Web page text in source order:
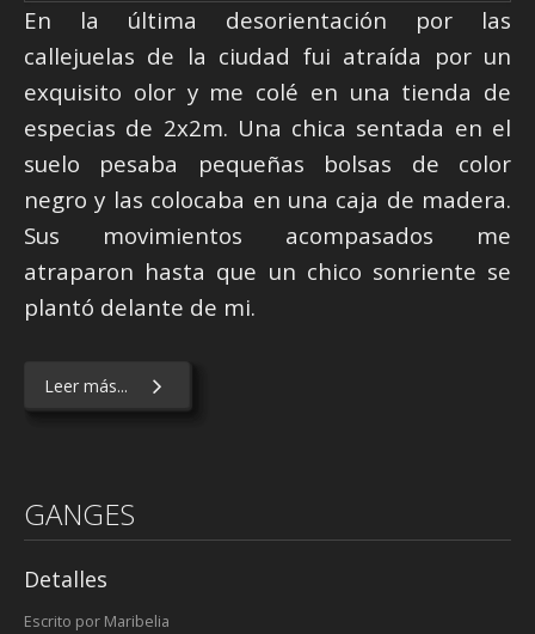
En la última desorientación por las
callejuelas de la ciudad fui atraída por un
exquisito olor y me colé en una tienda de
especias de 2x2m. Una chica sentada en el
suelo pesaba pequeñas bolsas de color
negro y las colocaba en una caja de madera.
Sus movimientos acompasados me
atraparon hasta que un chico sonriente se
plantó delante de mi.
Leer más...
GANGES
Detalles
Escrito por Maribelia